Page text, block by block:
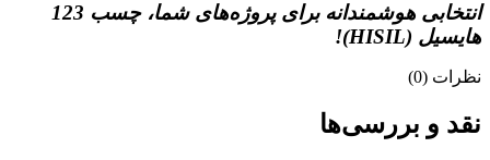
انتخابی هوشمندانه برای پروژه‌های شما، چسب 123
هایسیل (HISIL)!
نظرات (0)
نقد و بررسی‌ها